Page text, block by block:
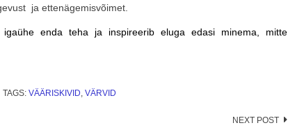
ja ettenägemisvõimet.
enda teha ja inspireerib eluga edasi minema, mitte
TAGS: VÄÄRISKIVID, VÄRVID
NEXT POST